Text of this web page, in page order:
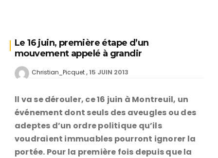
Le 16 juin, première étape d’un
mouvement appelé à grandir
Christian_Picquet 15 JUIN 2013
ll va se dérouler, ce 16 juin à Montreuil, un
événement dont seuls des aveugles ou des
adeptes d’un ordre politique qu’ils
voudraient immuables pourront ignorer la
portée. Pour la première fois depuis que la